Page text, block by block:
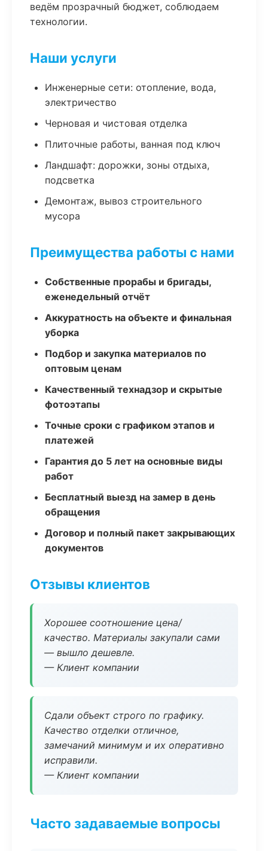
ведём прозрачный бюджет, соблюдаем
технологии.
Наши услуги
Инженерные сети: отопление, вода,
электричество
Черновая и чистовая отделка
Плиточные работы, ванная под ключ
Ландшафт: дорожки, зоны отдыха,
подсветка
Демонтаж, вывоз строительного
мусора
Преимущества работы с нами
Собственные прорабы и бригады,
еженедельный отчёт
Аккуратность на объекте и финальная
уборка
Подбор и закупка материалов по
оптовым ценам
Качественный технадзор и скрытые
фотоэтапы
Точные сроки с графиком этапов и
платежей
Гарантия до 5 лет на основные виды
работ
Бесплатный выезд на замер в день
обращения
Договор и полный пакет закрывающих
документов
Отзывы клиентов
Хорошее соотношение цена/
качество. Материалы закупали сами
— вышло дешевле.
— Клиент компании
Сдали объект строго по графику.
Качество отделки отличное,
замечаний минимум и их оперативно
исправили.
— Клиент компании
Часто задаваемые вопросы